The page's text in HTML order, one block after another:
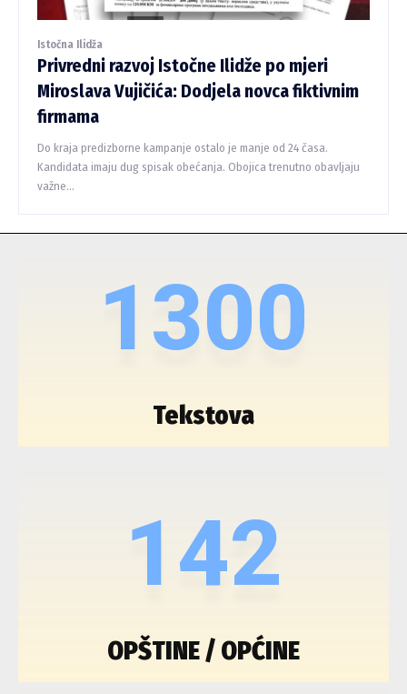
Istočna Ilidža
Privredni razvoj Istočne Ilidže po mjeri
Miroslava Vujičića: Dodjela novca fiktivnim
firmama
Do kraja predizborne kampanje ostalo je manje od 24 časa.
Kandidata imaju dug spisak obećanja. Obojica trenutno obavljaju
važne...
1300
Tekstova
142
OPŠTINE / OPĆINE